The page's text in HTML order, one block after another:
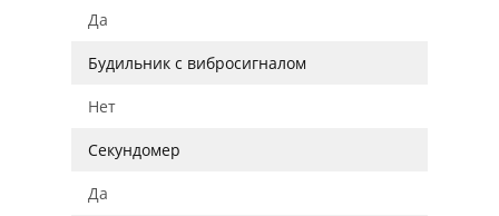
Да
Будильник с вибросигналом
Нет
Секундомер
Да